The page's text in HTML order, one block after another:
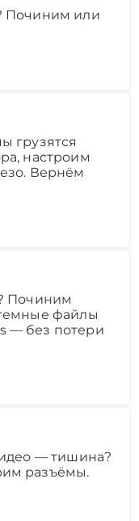
Починим или
грузятся
настроим
Вернём
Починим
файлы
— без потери
— тишина?
разъёмы.